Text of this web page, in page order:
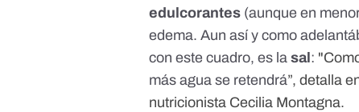
edulcorantes (aunque en
edema. Aun así y como
con este cuadro, es lasal :
más agua se retendrá”, detalla
nutricionista Cecilia Montagna.